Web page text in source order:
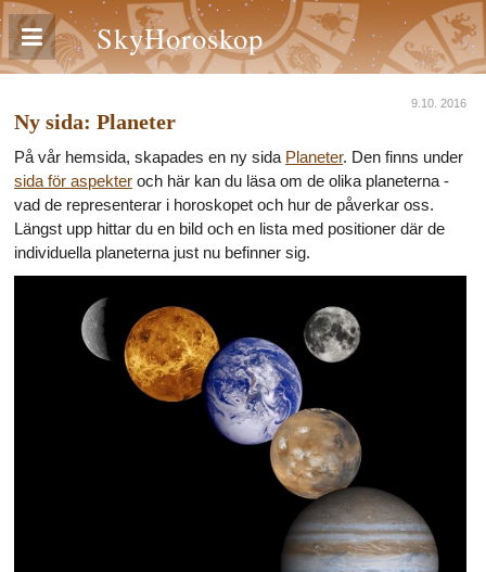
SkyHoroskop
9.10. 2016
Ny sida: Planeter
På vår hemsida, skapades en ny sida Planeter. Den finns under
sida för aspekter och här kan du läsa om de olika planeterna -
vad de representerar i horoskopet och hur de påverkar oss.
Längst upp hittar du en bild och en lista med positioner där de
individuella planeterna just nu befinner sig.